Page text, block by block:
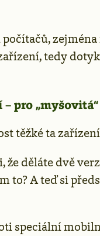
tedy
pro
těžké ta
děláte dvě
to? A teď si
speciální